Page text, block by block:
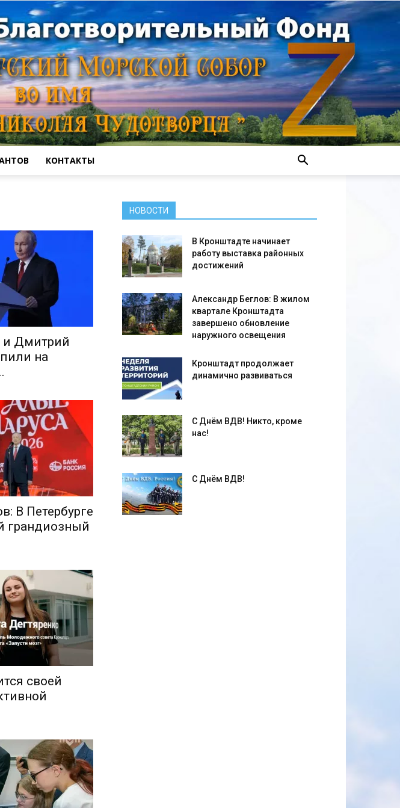
Морской
КОНТАКТЫ
и Дмитрий
на
В Петербурге
грандиозный
своей
НОВОСТИ
В Кронштадте начинает
работу выставка районных
достижений
Александр Беглов: В жилом
квартале Кронштадта
завершено обновление
наружного освещения
Кронштадт продолжает
динамично развиваться
С Днём ВДВ! Никто, кроме
нас!
С Днём ВДВ!